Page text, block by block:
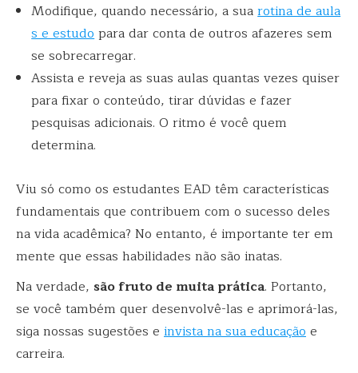
Modifique, quando necessário, a suarotina de aula
s e estudopara dar conta de outros afazeres sem
se sobrecarregar.
Assista e reveja as suas aulas quantas vezes quiser
para fixar o conteúdo, tirar dúvidas e fazer
pesquisas adicionais. O ritmo é você quem
determina.
Viu só como os estudantes EAD têm características
fundamentais que contribuem com o sucesso deles
na vida acadêmica? No entanto, é importante ter em
mente que essas habilidades não são inatas.
Na verdade, são fruto de muita prática. Portanto,
se você também quer desenvolvê-las e aprimorá-las,
siga nossas sugestões e invista na sua educaçãoe
carreira.